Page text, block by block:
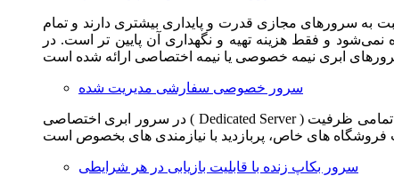
به سرورهای مجازی قدرت و پایداری بیشتری دارند و تمام
و فقط هزینه تهیه و نگهداری آن پایین تر است. در
سرور خصوصی سفارشی مدیریت شده
در سرور ابری اختصاصی ( Dedicated Server ) این امکان برای مشترک فراهم می آید که از تمامی ظرفیت CPU و RAM به همراه سایر امکانات سخت افزاری به طور کامل و بدون به اشتراک گذاشتن با
سرور بکاپ زنده با قابلیت بازیابی در هر شرایطی